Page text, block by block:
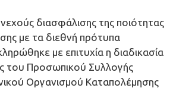
διασφάλισης της ποιότητας
με τα διεθνή πρότυπα
με επιτυχία η διαδικασία
του Προσωπικού Συλλογής
Οργανισμού Καταπολέμησης